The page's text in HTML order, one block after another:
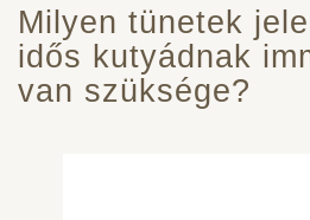
Milyen tünetek
idős kutyádnak
van szüksége?